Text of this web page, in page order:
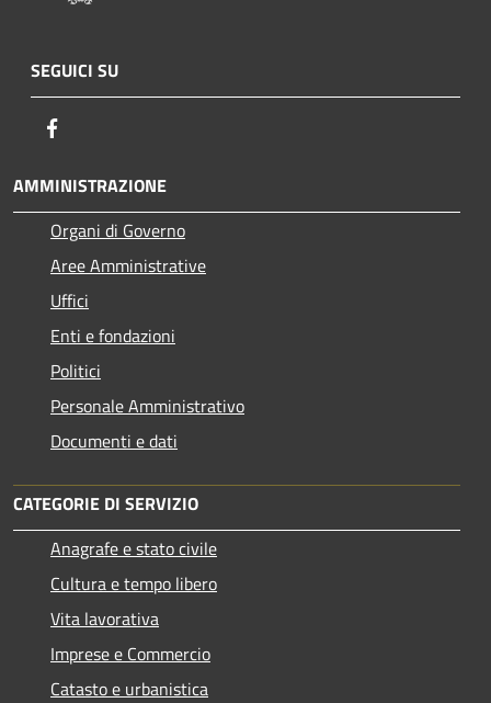
SEGUICI SU
AMMINISTRAZIONE
Organi di Governo
Aree Amministrative
Uffici
Enti e fondazioni
Politici
Personale Amministrativo
Documenti e dati
CATEGORIE DI SERVIZIO
Anagrafe e stato civile
Cultura e tempo libero
Vita lavorativa
Imprese e Commercio
Catasto e urbanistica